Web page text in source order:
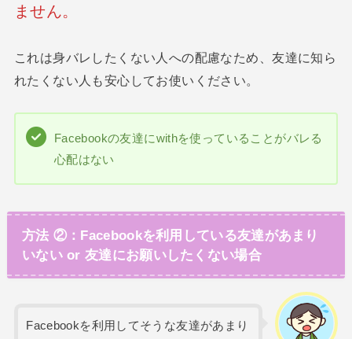
ません。
これは身バレしたくない人への配慮なため、友達に知ら
れたくない人も安心してお使いください。
Facebookの友達にwithを使っていることがバレる
心配はない
方法 ②：Facebookを利用している友達があまり
いない or 友達にお願いしたくない場合
Facebookを利用してそうな友達があまり